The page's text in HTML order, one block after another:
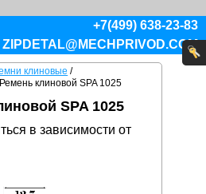
+7(499) 638-23-83
ZIPDETAL@MECHPRIVOD.COM
клиновые /
Ремень клиновой SPA 1025
SPA 1025
в зависимости от